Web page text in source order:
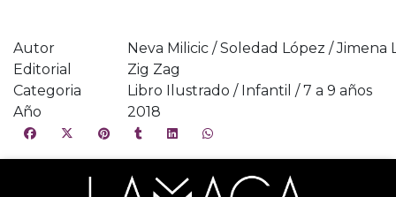
Autor
Neva Milicic / Soledad López / Jimena
Editorial
Zig Zag
Categoria
Libro Ilustrado / Infantil / 7 a 9 años
Año
2018